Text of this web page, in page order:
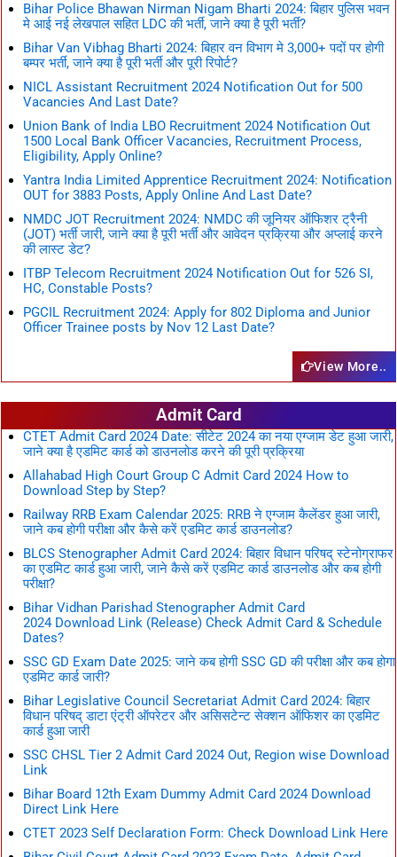
Bihar Police Bhawan Nirman Nigam Bharti 2024: बिहार पुलिस भवन
मे आई नई लेखपाल सहित LDC की भर्ती, जाने क्या है पूरी भर्ती?
Bihar Van Vibhag Bharti 2024: बिहार वन विभाग मे 3,000+ पदों पर होगी
बम्पर भर्ती, जाने क्या है पूरी भर्ती और पूरी रिपोर्ट?
NICL Assistant Recruitment 2024 Notification Out for 500
Vacancies And Last Date?
Union Bank of India LBO Recruitment 2024 Notification Out
1500 Local Bank Officer Vacancies, Recruitment Process,
Eligibility, Apply Online?
Yantra India Limited Apprentice Recruitment 2024: Notification
OUT for 3883 Posts, Apply Online And Last Date?
NMDC JOT Recruitment 2024: NMDC की जूनियर ऑफिशर ट्रैनी
(JOT) भर्ती जारी, जाने क्या है पूरी भर्ती और आवेदन प्रक्रिया और अप्लाई करने
की लास्ट डेट?
ITBP Telecom Recruitment 2024 Notification Out for 526 SI,
HC, Constable Posts?
PGCIL Recruitment 2024: Apply for 802 Diploma and Junior
Officer Trainee posts by Nov 12 Last Date?
View More..
Admit Card
CTET Admit Card 2024 Date: सीटेट 2024 का नया एग्जाम डेट हुआ जारी,
जाने क्या है एडमिट कार्ड को डाउनलोड करने की पूरी प्रक्रिया
Allahabad High Court Group C Admit Card 2024 How to
Download Step by Step?
Railway RRB Exam Calendar 2025: RRB ने एग्जाम कैलेंडर हुआ जारी,
जाने कब होगी परीक्षा और कैसे करें एडमिट कार्ड डाउनलोड?
BLCS Stenographer Admit Card 2024: बिहार विधान परिषद् स्टेनोग्राफर
का एडमिट कार्ड हुआ जारी, जाने कैसे करें एडमिट कार्ड डाउनलोड और कब होगी
परीक्षा?
Bihar Vidhan Parishad Stenographer Admit Card
2024 Download Link (Release) Check Admit Card & Schedule
Dates?
SSC GD Exam Date 2025: जाने कब होगी SSC GD की परीक्षा और कब होगा
एडमिट कार्ड जारी?
Bihar Legislative Council Secretariat Admit Card 2024: बिहार
विधान परिषद् डाटा एंट्री ऑपरेटर और असिसटेन्ट सेक्शन ऑफिशर का एडमिट
कार्ड हुआ जारी
SSC CHSL Tier 2 Admit Card 2024 Out, Region wise Download
Link
Bihar Board 12th Exam Dummy Admit Card 2024 Download
Direct Link Here
CTET 2023 Self Declaration Form: Check Download Link Here